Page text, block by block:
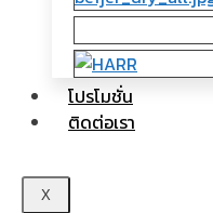
โปรโมชั่น
ติดต่อเรา
X